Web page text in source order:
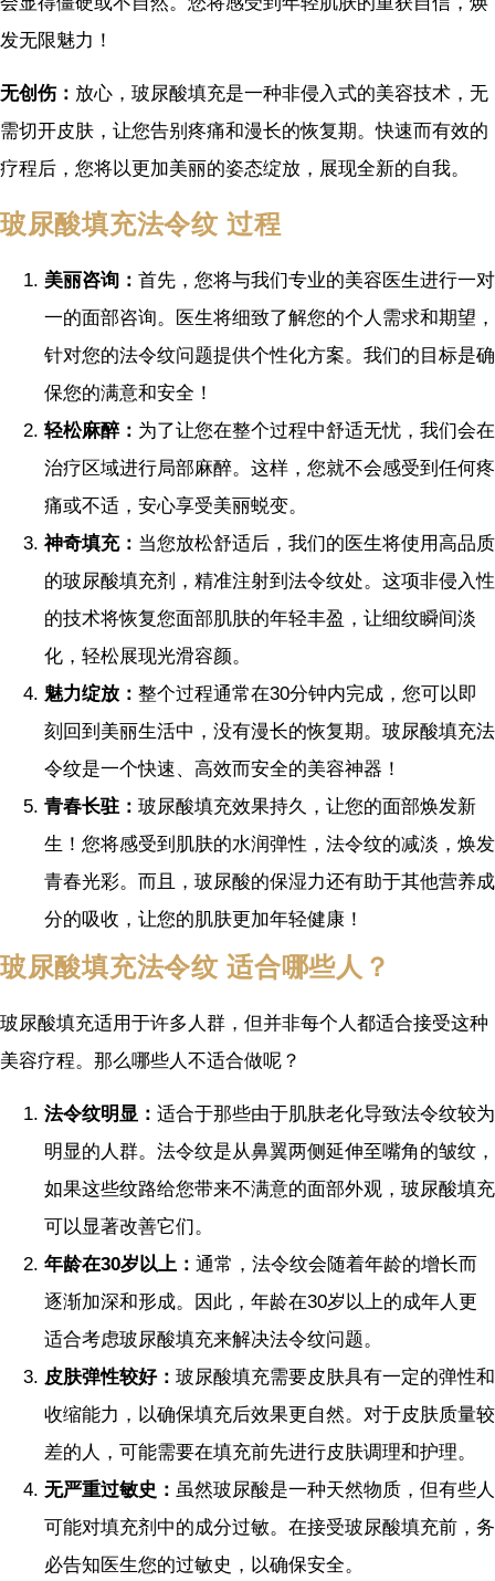
发无限魅力！
无创伤： 放心，玻尿酸填充是一种非侵入式的美容技术，无
需切开皮肤，让您告别疼痛和漫长的恢复期。快速而有效的
疗程后，您将以更加美丽的姿态绽放，展现全新的自我。
玻尿酸填充法令纹 过程
美丽咨询： 首先，您将与我们专业的美容医生进行一对
一的面部咨询。医生将细致了解您的个人需求和期望，
针对您的法令纹问题提供个性化方案。我们的目标是确
保您的满意和安全！
轻松麻醉： 为了让您在整个过程中舒适无忧，我们会在
治疗区域进行局部麻醉。这样，您就不会感受到任何疼
痛或不适，安心享受美丽蜕变。
神奇填充： 当您放松舒适后，我们的医生将使用高品质
的玻尿酸填充剂，精准注射到法令纹处。这项非侵入性
的技术将恢复您面部肌肤的年轻丰盈，让细纹瞬间淡
化，轻松展现光滑容颜。
魅力绽放： 整个过程通常在30分钟内完成，您可以即
刻回到美丽生活中，没有漫长的恢复期。玻尿酸填充法
令纹是一个快速、高效而安全的美容神器！
青春长驻： 玻尿酸填充效果持久，让您的面部焕发新
生！您将感受到肌肤的水润弹性，法令纹的减淡，焕发
青春光彩。而且，玻尿酸的保湿力还有助于其他营养成
分的吸收，让您的肌肤更加年轻健康！
玻尿酸填充法令纹 适合哪些人？
玻尿酸填充适用于许多人群，但并非每个人都适合接受这种
美容疗程。那么哪些人不适合做呢？
法令纹明显： 适合于那些由于肌肤老化导致法令纹较为
明显的人群。法令纹是从鼻翼两侧延伸至嘴角的皱纹，
如果这些纹路给您带来不满意的面部外观，玻尿酸填充
可以显著改善它们。
年龄在30岁以上： 通常，法令纹会随着年龄的增长而
逐渐加深和形成。因此，年龄在30岁以上的成年人更
适合考虑玻尿酸填充来解决法令纹问题。
皮肤弹性较好： 玻尿酸填充需要皮肤具有一定的弹性和
收缩能力，以确保填充后效果更自然。对于皮肤质量较
差的人，可能需要在填充前先进行皮肤调理和护理。
无严重过敏史： 虽然玻尿酸是一种天然物质，但有些人
可能对填充剂中的成分过敏。在接受玻尿酸填充前，务
必告知医生您的过敏史，以确保安全。